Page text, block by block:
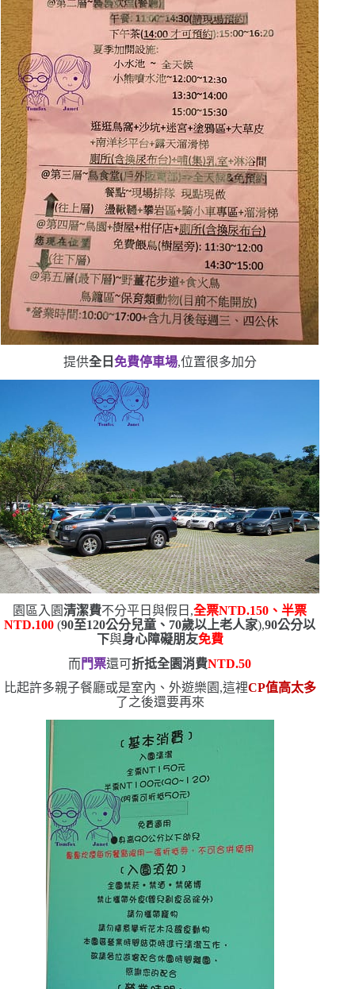
提供全日 免費停車場,位置很多加分
園區入園清潔費不分平日與假日,全票NTD.150 、半票
NTD.100 (90至120公分兒童、 70歲以上老人家),90公分以
下與身心障礙朋友免費
而 門票還可折抵全園消費NTD.50
比起許多親子餐廳或是室內、外遊樂園,這裡CP值高太多
了 之後還要再來